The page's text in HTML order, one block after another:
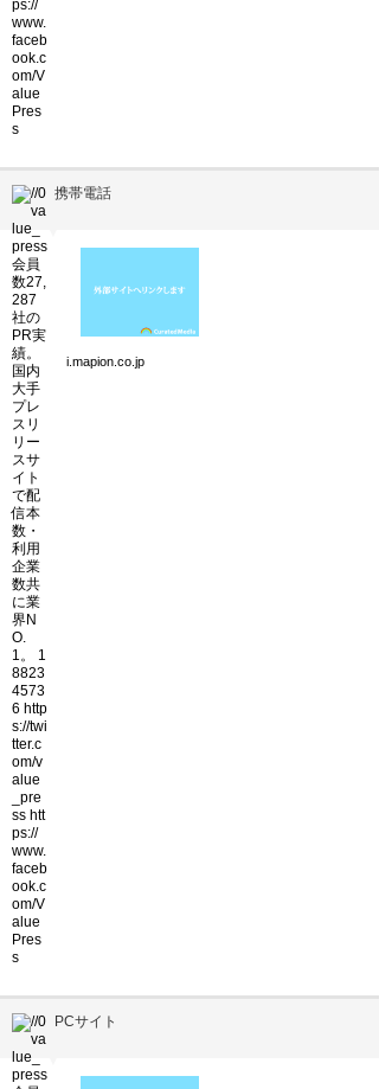
携帯電話
i.mapion.co.jp
PCサイト